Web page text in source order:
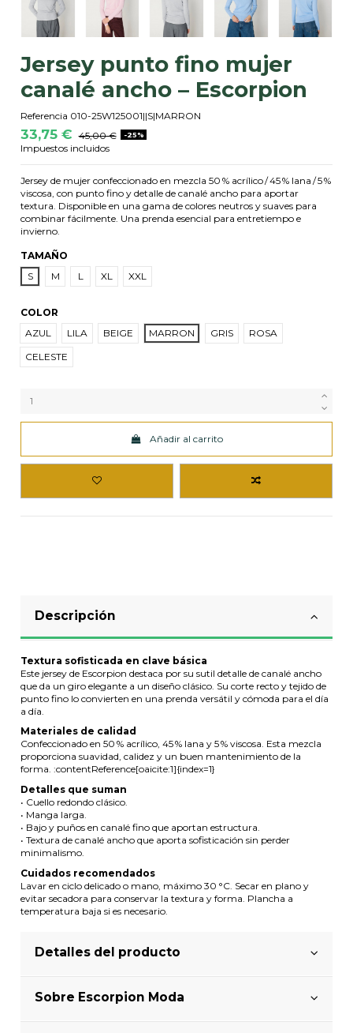
Jersey punto fino mujer
canalé ancho – Escorpion
Referencia 010-25W125001||S|MARRON
33,75 € 45,00 € -25%
Impuestos incluidos
Jersey de mujer confeccionado en mezcla 50 % acrílico / 45 % lana / 5 %
viscosa, con punto fino y detalle de canalé ancho para aportar
textura. Disponible en una gama de colores neutros y suaves para
combinar fácilmente. Una prenda esencial para entretiempo e
invierno.
TAMAÑO
S
M L XL XXL
COLOR
AZUL
LILA BEIGE MARRON GRIS
ROSA
CELESTE
Añadir al carrito
Descripción
Textura sofisticada en clave básica
Este jersey de Escorpion destaca por su sutil detalle de canalé ancho
que da un giro elegante a un diseño clásico. Su corte recto y tejido de
punto fino lo convierten en una prenda versátil y cómoda para el día
a día.
Materiales de calidad
Confeccionado en 50 % acrílico, 45 % lana y 5 % viscosa. Esta mezcla
proporciona suavidad, calidez y un buen mantenimiento de la
forma. :contentReference[oaicite:1]{index=1}
Detalles que suman
• Cuello redondo clásico.
• Manga larga.
• Bajo y puños en canalé fino que aportan estructura.
• Textura de canalé ancho que aporta sofisticación sin perder
minimalismo.
Cuidados recomendados
Lavar en ciclo delicado o mano, máximo 30 °C. Secar en plano y
evitar secadora para conservar la textura y forma. Plancha a
temperatura baja si es necesario.
Detalles del producto
Sobre Escorpion Moda